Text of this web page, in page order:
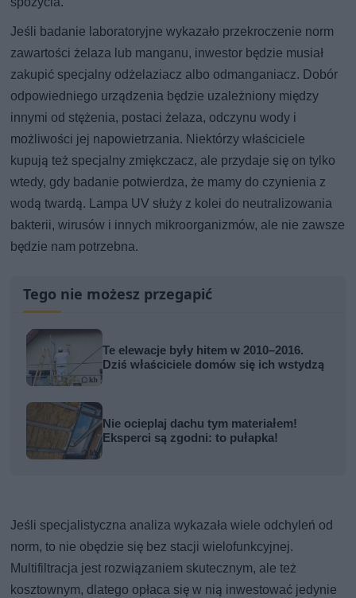
Jeśli badanie laboratoryjne wykazało przekroczenie norm
zawartości żelaza lub manganu, inwestor będzie musiał
zakupić specjalny odżelaziacz albo odmanganiacz. Dobór
odpowiedniego urządzenia będzie uzależniony między
innymi od stężenia, postaci żelaza, odczynu wody i
możliwości jej napowietrzania. Niektórzy właściciele
kupują też specjalny zmiękczacz, ale przydaje się on tylko
wtedy, gdy badanie potwierdza, że mamy do czynienia z
wodą twardą. Lampa UV służy z kolei do neutralizowania
bakterii, wirusów i innych mikroorganizmów, ale nie zawsze
będzie nam potrzebna.
Tego nie możesz przegapić
Te elewacje były hitem w 2010–2016.
Dziś właściciele domów się ich wstydzą
Nie ocieplaj dachu tym materiałem!
Eksperci są zgodni: to pułapka!
Jeśli specjalistyczna analiza wykazała wiele odchyleń od
norm, to nie obędzie się bez stacji wielofunkcyjnej.
Multifiltracja jest rozwiązaniem skutecznym, ale też
kosztownym, dlatego opłaca się w nią inwestować jedynie